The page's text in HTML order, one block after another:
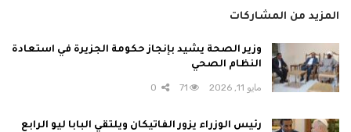
المزيد من المشاركات
وزير الصحة يشيد بإنجاز حكومة الجزيرة في استعادة
النظام الصحي
مايو 11, 2026 71
رئيس الوزراء يزور الفاتيكان ويلتقي البابا ليو الرابع